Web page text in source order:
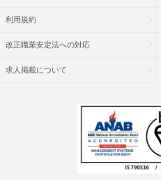
利用規約
改正職業安定法への対応
求人掲載について